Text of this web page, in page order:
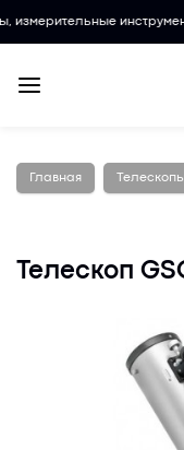
инструменты и
Главная
Телескоп